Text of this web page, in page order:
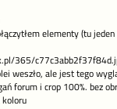
elementy (tu
365/
weszło, ale jest tego
forum i crop 100%. bez